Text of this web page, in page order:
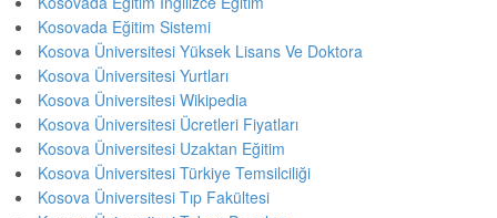
Kosovada Eğitim Sistemi
Kosova Üniversitesi Yüksek Lisans Ve Doktora
Kosova Üniversitesi Yurtları
Kosova Üniversitesi Wikipedia
Kosova Üniversitesi Ücretleri Fiyatları
Kosova Üniversitesi Uzaktan Eğitim
Kosova Üniversitesi Türkiye Temsilciliği
Kosova Üniversitesi Tıp Fakültesi